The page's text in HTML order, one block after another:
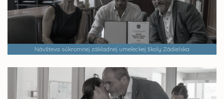
Návšteva súkromnej základnej umeleckej školy Zádielska